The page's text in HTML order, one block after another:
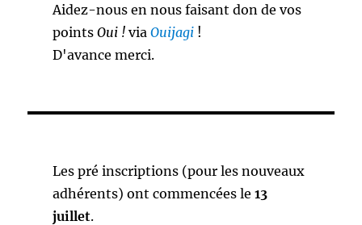
Aidez-nous en nous faisant don de vos
points Oui ! via Ouijagi !
D'avance merci.
Les pré inscriptions (pour les nouveaux
adhérents) ont commencées le 13
juillet.